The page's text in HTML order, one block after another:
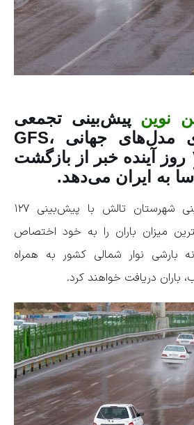
نوین پیش‌بینی تجمعی
بارش بر مبنای مدل‌های جهانی GFS،
ECMWF در ۱۰ روز آینده خبر از بازگشت
به ایران می‌دهد.
بر اساس این پیش‌بینی شهرستان تالش با پیش‌بینی ۱۲۷
میزان باران را‌‌‌‌‌‌‌‌‌‌‌‌‌‌‌‌‌‌‌‌‌‌‌‌‌‌‌‌‌ به خود اختصاص
بارشی نوار شمالی کشور به همراه
دریافت خواهند کرد.